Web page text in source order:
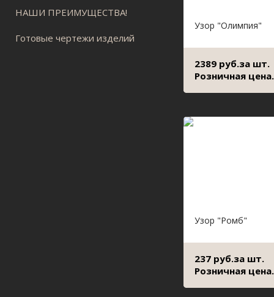
НАШИ ПРЕИМУЩЕСТВА!
Готовые чертежи изделий
Узор "Олимпия"
2389 руб.за шт.
Розничная цена.
Узор "Ромб"
237 руб.за шт.
Розничная цена.